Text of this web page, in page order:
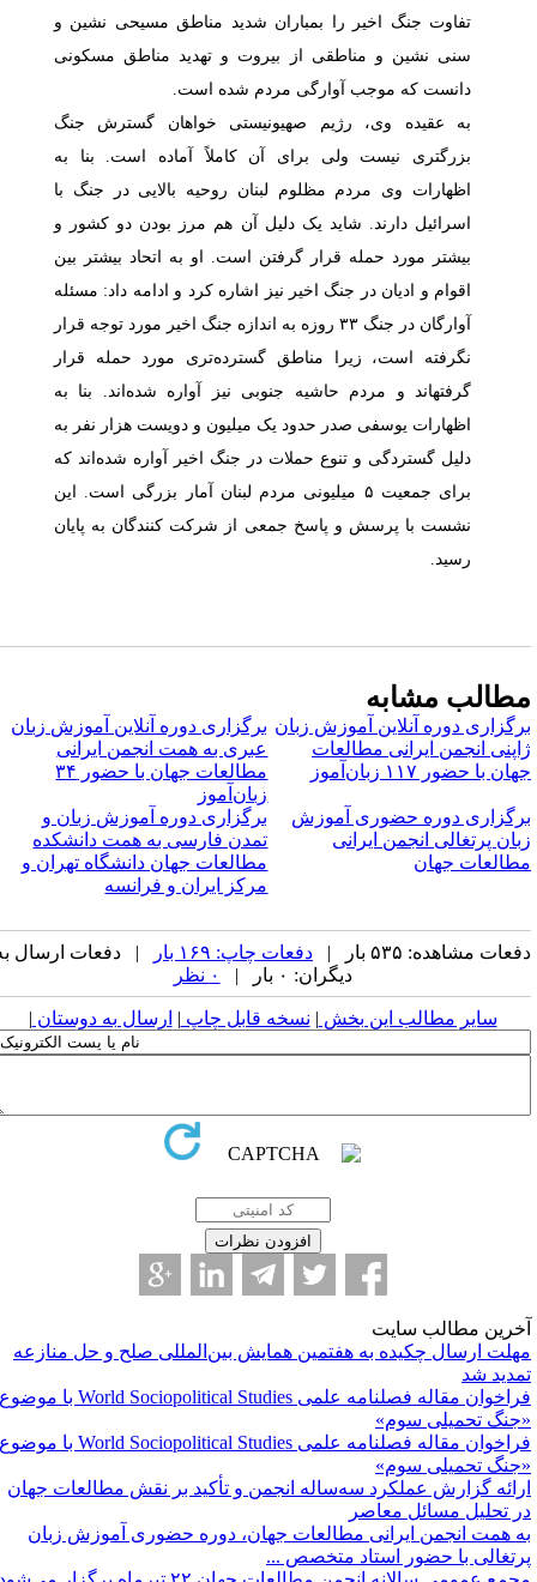
تفاوت جنگ اخیر را بمباران شدید مناطق مسیحی نشین و
سنی نشین و مناطقی از بیروت و تهدید مناطق مسکونی
دانست که موجب آوارگی مردم شده است.
به عقیده وی، رژیم صهیونیستی خواهان گسترش جنگ
بزرگتری نیست ولی برای آن کاملاً آماده است. بنا به
اظهارات وی مردم مظلوم لبنان روحیه بالایی در جنگ با
اسرائیل دارند. شاید یک دلیل آن هم مرز بودن دو کشور و
بیشتر مورد حمله قرار گرفتن است. او به اتحاد بیشتر بین
اقوام و ادیان در جنگ اخیر نیز اشاره کرد و ادامه داد: مسئله
آوارگان در جنگ۳۳ روزه به اندازه جنگ اخیر مورد توجه قرار
نگرفته است، زیرا مناطق گسترده‌تری مورد حمله قرار
گرفته­اند و مردم حاشیه جنوبی نیز آواره شده‌اند. بنا به
اظهارات یوسفی صدر حدود یک میلیون و دویست هزار نفر به
دلیل گستردگی و تنوع حملات در جنگ اخیر آواره شده‌اند که
برای جمعیت۵
میلیونی مردم لبنان آمار بزرگی است. این
نشست با پرسش و پاسخ جمعی از شرکت کنندگان به پایان
رسید.
مشابه
دوره آنلاین آموزش زبان
انجمن ایرانی مطالعات
با حضور ۱۱۷ زبان‌آموز
برگزاری دوره آنلاین آموزش زبان
عبری به همت انجمن ایرانی
مطالعات جهان با حضور ۳۴
زبان‌آموز
دوره حضوری آموزش
پرتغالی انجمن ایرانی
جهان
برگزاری دوره آموزش زبان و
تمدن فارسی به همت دانشکده
مطالعات جهان دانشگاه تهران و
مرکز ایران و فرانسه
مشاهده: ۵۳۵ بار | دفعات چاپ: ۱۶۹ بار
| دفعات ارسال به
دیگران: ۰ بار |
سایر مطالب این بخش | نسخه قابل چاپ| ارسال به دوستان|
مطالب سایت
ارسال چکیده به هفتمین همایش بین‌المللی صلح و حل منازعه
شد
فراخوان مقاله فصلنامه علمی World Sociopolitical Studies با موضوع
تحمیلی سوم»
فراخوان مقاله فصلنامه علمی World Sociopolitical Studies با موضوع
تحمیلی سوم»
گزارش عملکرد سه‌ساله انجمن و تأکید بر نقش مطالعات جهان
تحلیل مسائل معاصر
همت انجمن ایرانی مطالعات جهان، دوره حضوری آموزش زبان
با حضور استاد متخصص ...